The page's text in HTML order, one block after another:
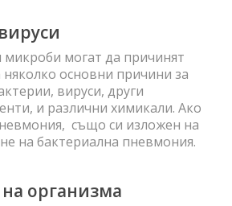
могат да причинят
основни причини за
вируси, други
и различни химикали. Ако
също си изложен на
на бактериална пневмония.
организма